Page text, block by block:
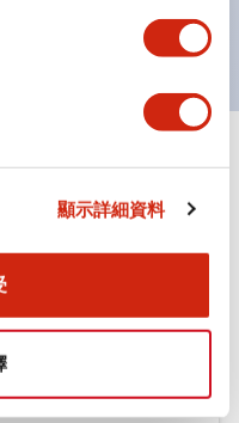
顯示詳細資料
識別。
(中文簡體版)